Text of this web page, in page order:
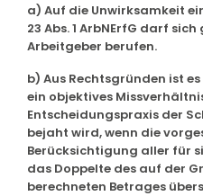
a) Auf die Unwirksamkeit
23 Abs. 1 ArbNErfG darf
Arbeitgeber berufen.
b) Aus Rechtsgründen ist
ein objektives
Entscheidungspraxis der
bejaht wird, wenn die
Berücksichtigung aller für
das Doppelte des auf der
berechneten Betrages